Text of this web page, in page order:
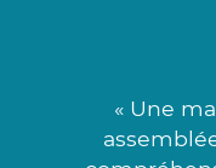
« Une